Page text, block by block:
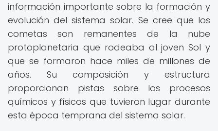
información importante sobre la formación y
evolución del sistema solar. Se cree que los
cometas son remanentes de la nube
protoplanetaria que rodeaba al joven Sol y
que se formaron hace miles de millones de
años. Su composición y estructura
proporcionan pistas sobre los procesos
químicos y físicos que tuvieron lugar durante
esta época temprana del sistema solar.